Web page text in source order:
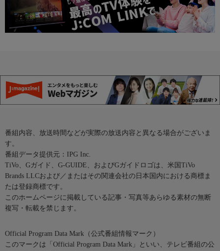
番組内容、放送時間などが実際の放送内容と異なる場合がございま
す。
番組データ提供元：IPG Inc.
TiVo、Gガイド、G-GUIDE、およびGガイドロゴは、米国TiVo
Brands LLCおよび／またはその関連会社の日本国内における商標ま
たは登録商標です。
このホームページに掲載している記事・写真等あらゆる素材の無断
複写・転載を禁じます。
Official Program Data Mark（公式番組情報マーク）
このマークは「Official Program Data Mark」といい、テレビ番組の公